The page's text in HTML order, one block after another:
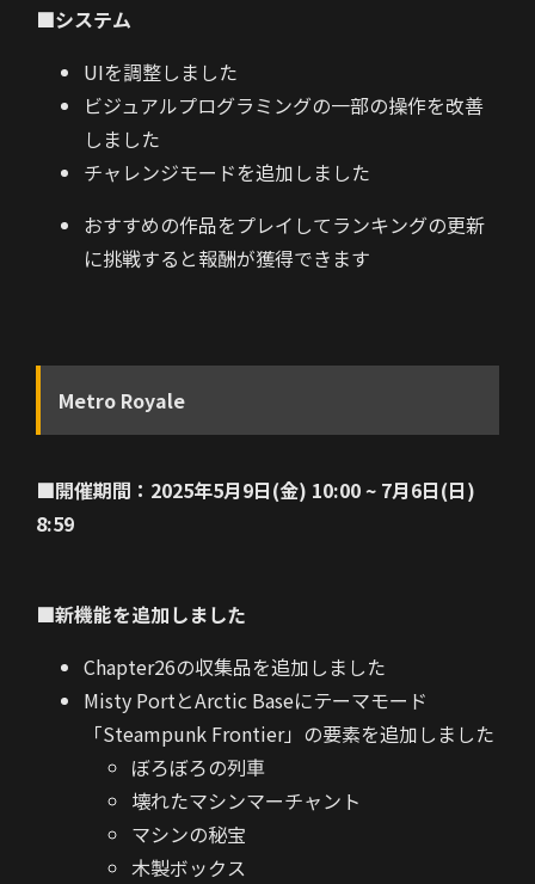
■システム
UIを調整しました
ビジュアルプログラミングの一部の操作を改善
しました
チャレンジモードを追加しました
おすすめの作品をプレイしてランキングの更新
に挑戦すると報酬が獲得できます
Metro Royale
■開催期間：2025年5月9日(金) 10:00 ~ 7月6日(日)
8:59
■新機能を追加しました
Chapter26の収集品を追加しました
Misty PortとArctic Baseにテーマモード
「Steampunk Frontier」の要素を追加しました
ぼろぼろの列車
壊れたマシンマーチャント
マシンの秘宝
木製ボックス